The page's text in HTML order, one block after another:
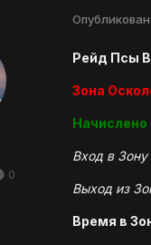
0
Рейд Псы
Зона
Начислено
Вход в
Выход из
Время в